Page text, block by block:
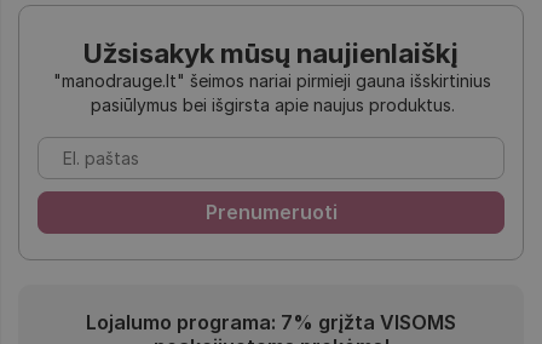
Užsisakyk mūsų naujienlaiškį
"manodrauge.lt" šeimos nariai pirmieji gauna išskirtinius
pasiūlymus bei išgirsta apie naujus produktus.
Lojalumo programa: 7% grįžta VISOMS